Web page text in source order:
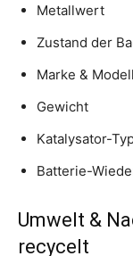
Metallwert
Zustand der
Marke & Modell
Gewicht
Katalysator-
Batterie-
Umwelt &
recycelt